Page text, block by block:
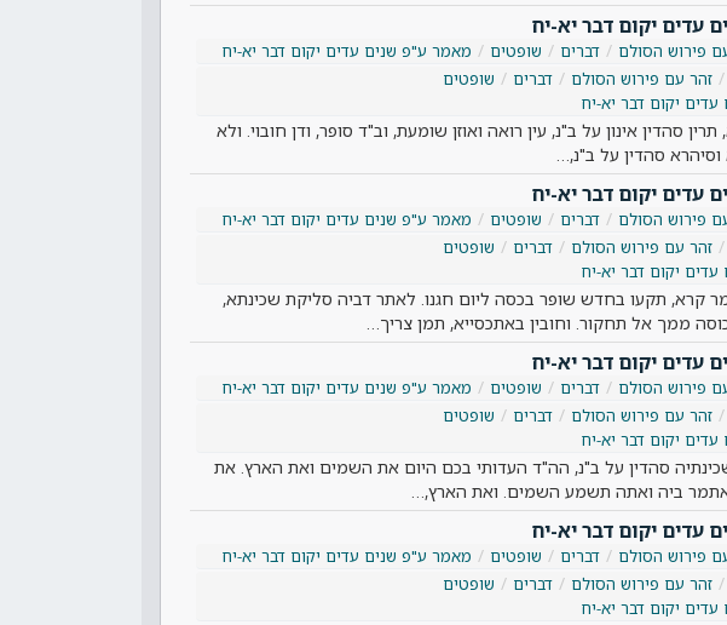
עדים יקום דבר יא-יח
פירוש הסולם דברים שופטים
מאמר ע"פ שנים עדים יקום דבר יא-יח
זהר עם פירוש הסולם דברים
שופטים
יקום דבר יא-יח
סהדין אינון על ב"נ, עין רואה ואוזן שומעת, וב"ד סופר, ודן חובוי. ולא
סהדין על ב"נ,…
עדים יקום דבר יא-יח
פירוש הסולם דברים שופטים
מאמר ע"פ שנים עדים יקום דבר יא-יח
זהר עם פירוש הסולם דברים
שופטים
יקום דבר יא-יח
קרא, תקעו בחדש שופר בכסה ליום חגנו. לאתר דביה סליקת שכינתא,
ממך אל תחקור. וחובין באתכסייא, תמן צריך…
עדים יקום דבר יא-יח
פירוש הסולם דברים שופטים
מאמר ע"פ שנים עדים יקום דבר יא-יח
זהר עם פירוש הסולם דברים
שופטים
יקום דבר יא-יח
סהדין על ב"נ, הה"ד העדותי בכם היום את השמים ואת הארץ. את
ביה ואתה תשמע השמים. ואת הארץ,…
עדים יקום דבר יא-יח
פירוש הסולם דברים שופטים
מאמר ע"פ שנים עדים יקום דבר יא-יח
זהר עם פירוש הסולם דברים
שופטים
יקום דבר יא-יח